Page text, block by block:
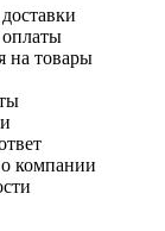
на товары
компании